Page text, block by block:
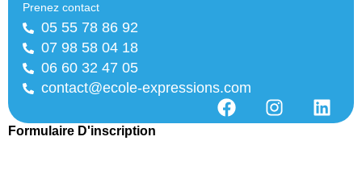
Prenez contact
05 55 78 86 92
07 98 58 04 18
06 60 32 47 05
contact@ecole-expressions.com
Formulaire D'inscription